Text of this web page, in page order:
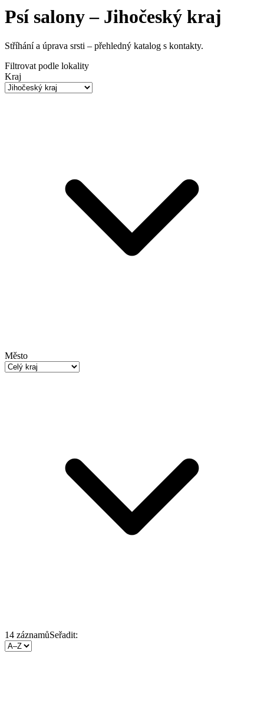
Psí salony – Jihočeský kraj
Stříhání a úprava srsti – přehledný katalog s kontakty.
Filtrovat podle lokality
Kraj
Město
14 záznamůSeřadit: